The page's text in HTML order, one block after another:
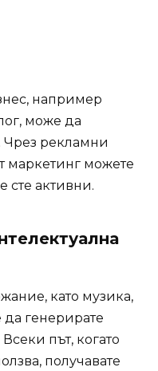
например
може да
Чрез рекламни
можете
сте активни.
като музика,
генерирате
път, когато
получавате